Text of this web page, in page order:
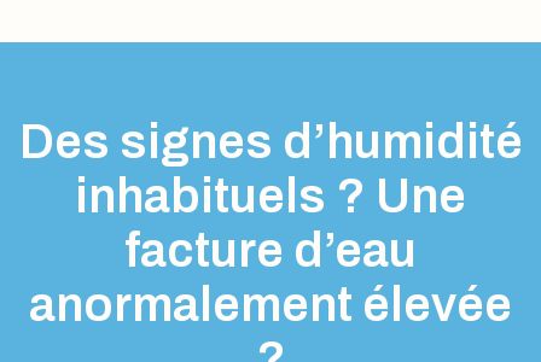
Des signes d’humidité
inhabituels ? Une
facture d’eau
anormalement élevée